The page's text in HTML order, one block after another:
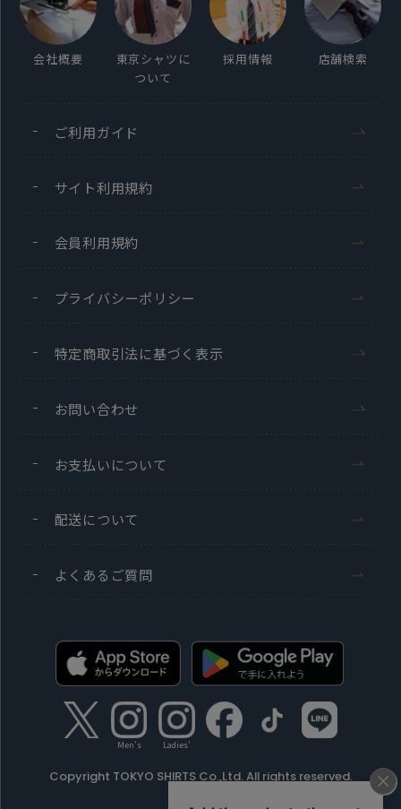
会社概要
東京シャツに
ついて
採用情報 店舗検索
ご利用ガイド
サイト利用規約
会員利用規約
プライバシーポリシー
特定商取引法に基づく表示
お問い合わせ
お支払いについて
配送について
よくあるご質問
Men's Ladies'
Copyright TOKYO SHIRTS Co.,Ltd. All rights reserved.